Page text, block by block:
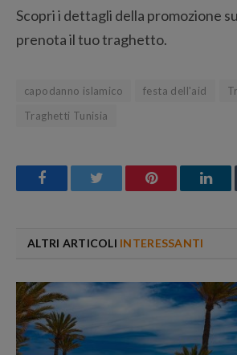
Scopri i dettagli della promozione
prenota il tuo traghetto.
capodanno islamico festa dell'aid
Traghetti Tunisia
FacebookTwitter Pinterest
ALTRI ARTICOLI INTERESSANTI